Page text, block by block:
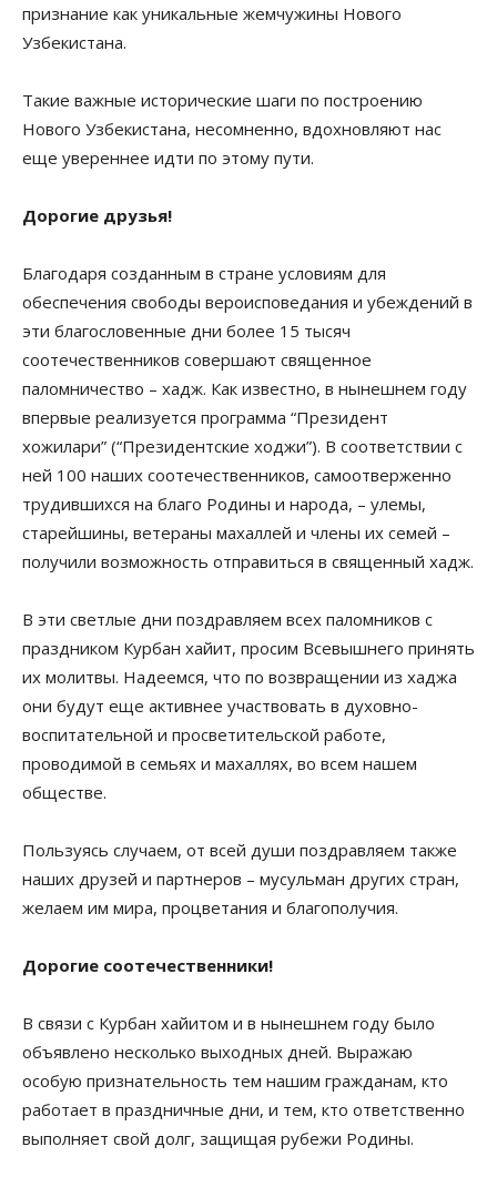
признание как уникальные жемчужины Нового
Узбекистана.
Такие важные исторические шаги по построению
Нового Узбекистана, несомненно, вдохновляют нас
еще увереннее идти по этому пути.
Дорогие друзья!
Благодаря созданным в стране условиям для
обеспечения свободы вероисповедания и убеждений в
эти благословенные дни более 15 тысяч
соотечественников совершают священное
паломничество – хадж. Как известно, в нынешнем году
впервые реализуется программа “Президент
хожилари” (“Президентские ходжи”). В соответствии с
ней 100 наших соотечественников, самоотверженно
трудившихся на благо Родины и народа, – улемы,
старейшины, ветераны махаллей и члены их семей –
получили возможность отправиться в священный хадж.
В эти светлые дни поздравляем всех паломников с
праздником Курбан хайит, просим Всевышнего принять
их молитвы. Надеемся, что по возвращении из хаджа
они будут еще активнее участвовать в духовно-
воспитательной и просветительской работе,
проводимой в семьях и махаллях, во всем нашем
обществе.
Пользуясь случаем, от всей души поздравляем также
наших друзей и партнеров – мусульман других стран,
желаем им мира, процветания и благополучия.
Дорогие соотечественники!
В связи с Курбан хайитом и в нынешнем году было
объявлено несколько выходных дней. Выражаю
особую признательность тем нашим гражданам, кто
работает в праздничные дни, и тем, кто ответственно
выполняет свой долг, защищая рубежи Родины.